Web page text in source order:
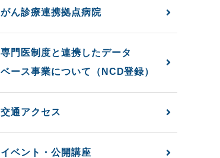
がん診療連携拠点病院
専門医制度と連携したデータ
ベース事業について（NCD登録）
交通アクセス
イベント・公開講座